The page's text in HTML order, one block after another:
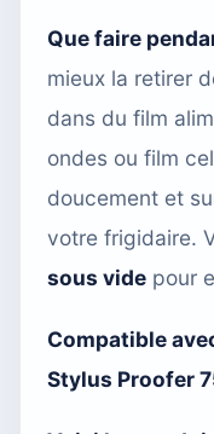
Que faire
mieux la retirer
dans du film
ondes ou film
doucement et
votre frigidaire.
sous vide pour
Compatible
Stylus Proofer